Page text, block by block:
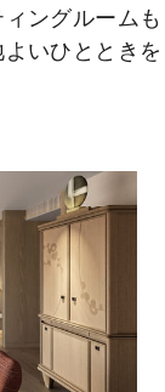
1滞在につき
ングルームも
いひとときを